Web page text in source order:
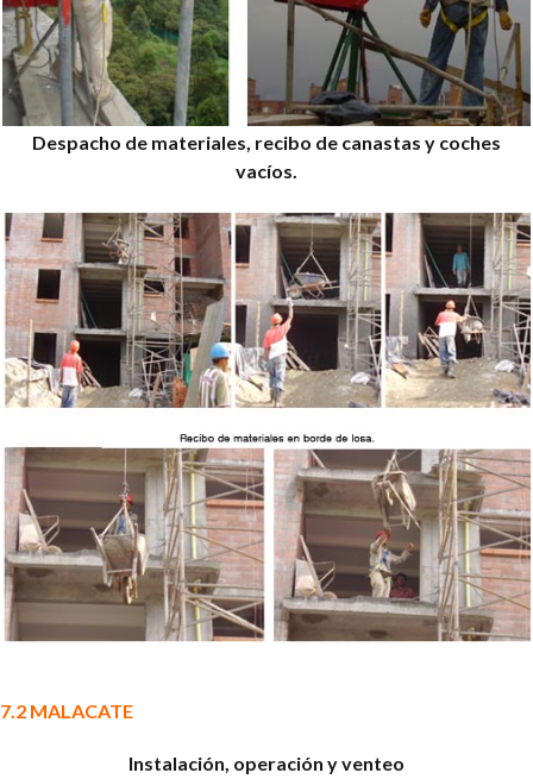
Despacho de materiales, recibo de canastas y coches
vacíos.
7.2 MALACATE
Instalación, operación y venteo